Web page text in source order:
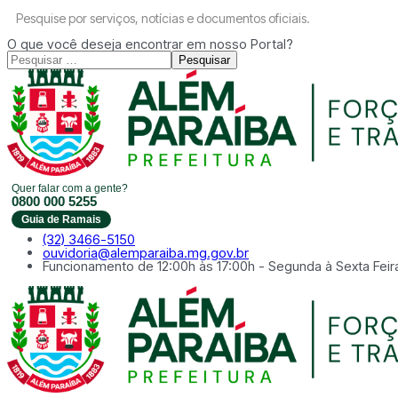
Pesquise por serviços, notícias e documentos oficiais.
O que você deseja encontrar em nosso Portal?
Pesquisar
Quer falar com a gente?
0800 000 5255
Guia de Ramais
(32) 3466-5150
ouvidoria@alemparaiba.mg.gov.br
Funcionamento de 12:00h às 17:00h - Segunda à Sexta